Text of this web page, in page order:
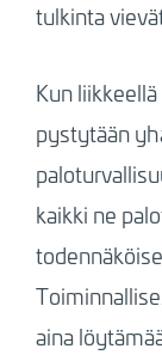
tulkinta
Kun
pystytään
kaikki ne
aina